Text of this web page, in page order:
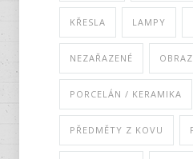
KŘESLA LAMPY
NEZAŘAZENÉ
PORCELÁN / KERAMIKA
PŘEDMĚTY Z KOVU